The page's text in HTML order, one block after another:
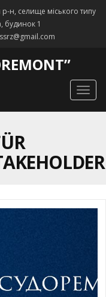
р-н, селище міського типу
будинок 1